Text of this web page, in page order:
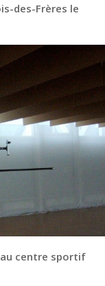
des-Frères le
au centre sportif